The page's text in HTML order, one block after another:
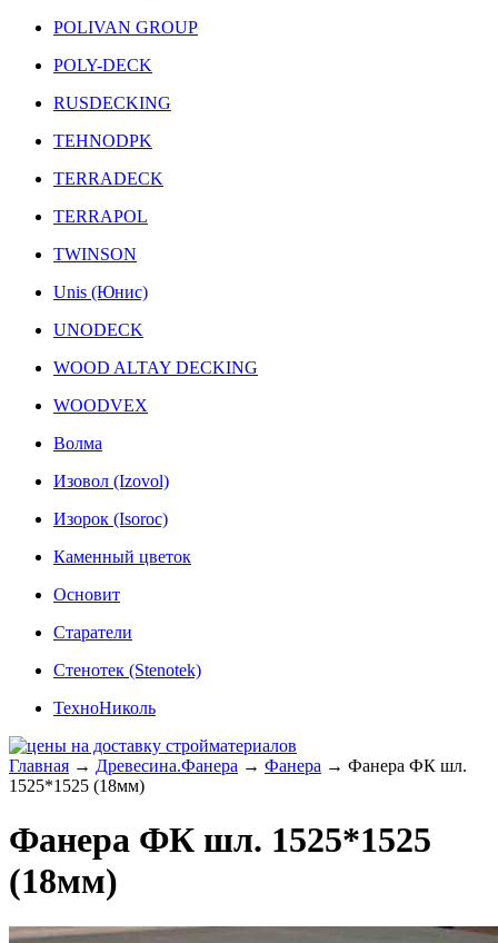
POLIVAN GROUP
POLY-DECK
RUSDECKING
TEHNODPK
TERRADECK
TERRAPOL
TWINSON
Unis (Юнис)
UNODECK
WOOD ALTAY DECKING
WOODVEX
Волма
Изовол (Izovol)
Изорок (Isoroc)
Каменный цветок
Основит
Старатели
Стенотек (Stenotek)
ТехноНиколь
Главная → Древесина.Фанера → Фанера → Фанера ФК шл.
1525*1525 (18мм)
Фанера ФК шл. 1525*1525
(18мм)